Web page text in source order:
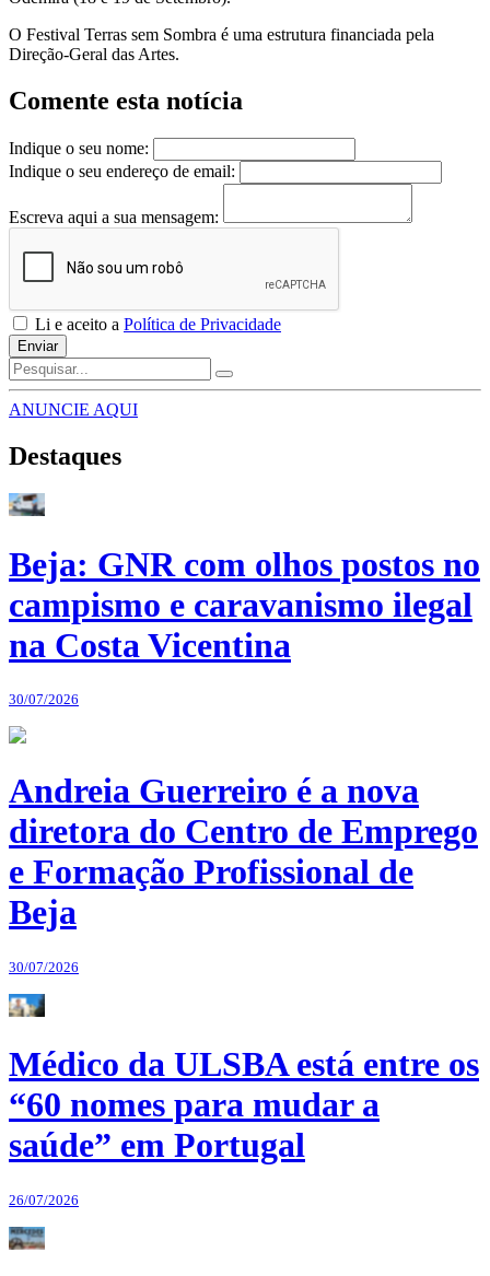
O Festival Terras sem Sombra é uma estrutura financiada pela
Direção-Geral das Artes.
Comente esta notícia
Indique o seu nome:
Indique o seu endereço de email:
Escreva aqui a sua mensagem:
Li e aceito a Política de Privacidade
Enviar
ANUNCIE AQUI
Destaques
Beja: GNR com olhos postos no
campismo e caravanismo ilegal
na Costa Vicentina
30/07/2026
Andreia Guerreiro é a nova
diretora do Centro de Emprego
e Formação Profissional de
Beja
30/07/2026
Médico da ULSBA está entre os
“60 nomes para mudar a
saúde” em Portugal
26/07/2026